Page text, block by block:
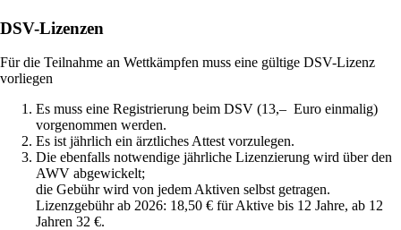
DSV-Lizenzen
Für die Teilnahme an Wettkämpfen muss eine gültige DSV-Lizenz
vorliegen
Es muss eine Registrierung beim DSV (13,– Euro einmalig)
vorgenommen werden.
Es ist jährlich ein ärztliches Attest vorzulegen.
Die ebenfalls notwendige jährliche Lizenzierung wird über den
AWV abgewickelt;
die Gebühr wird von jedem Aktiven selbst getragen.
Lizenzgebühr ab 2026: 18,50 € für Aktive bis 12 Jahre, ab 12
Jahren 32 €.